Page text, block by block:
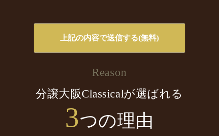
Reason
分譲大阪Classicalが選ばれる
3つの理由